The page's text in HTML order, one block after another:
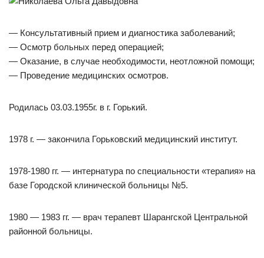
— Консультативный прием и диагностика заболеваний;
— Осмотр больных перед операцией;
— Оказание, в случае необходимости, неотложной помощи;
— Проведение медицинских осмотров.
Родилась 03.03.1955г. в г. Горький.
1978 г. — закончила Горьковский медицинский институт.
1978-1980 гг. — интернатура по специальности «терапия» на
базе Городской клинической больницы №5.
1980 — 1983 гг. — врач терапевт Шарангской Центральной
районной больницы.